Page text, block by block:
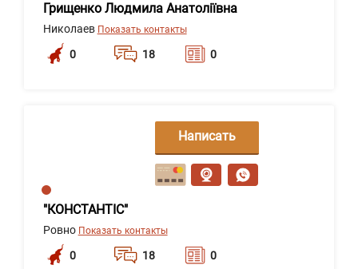
Грищенко Людмила Анатоліївна
Николаев Показать контакты
0 18 0
"КОНСТАНТІС"
Ровно Показать контакты
0 18 0
Написать
сообщение